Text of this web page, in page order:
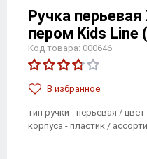
Ручка
пером Kids Line
Код товара: 000646
В избранноe
тип ручки - перьевая /
корпуса - пластик / ассорти